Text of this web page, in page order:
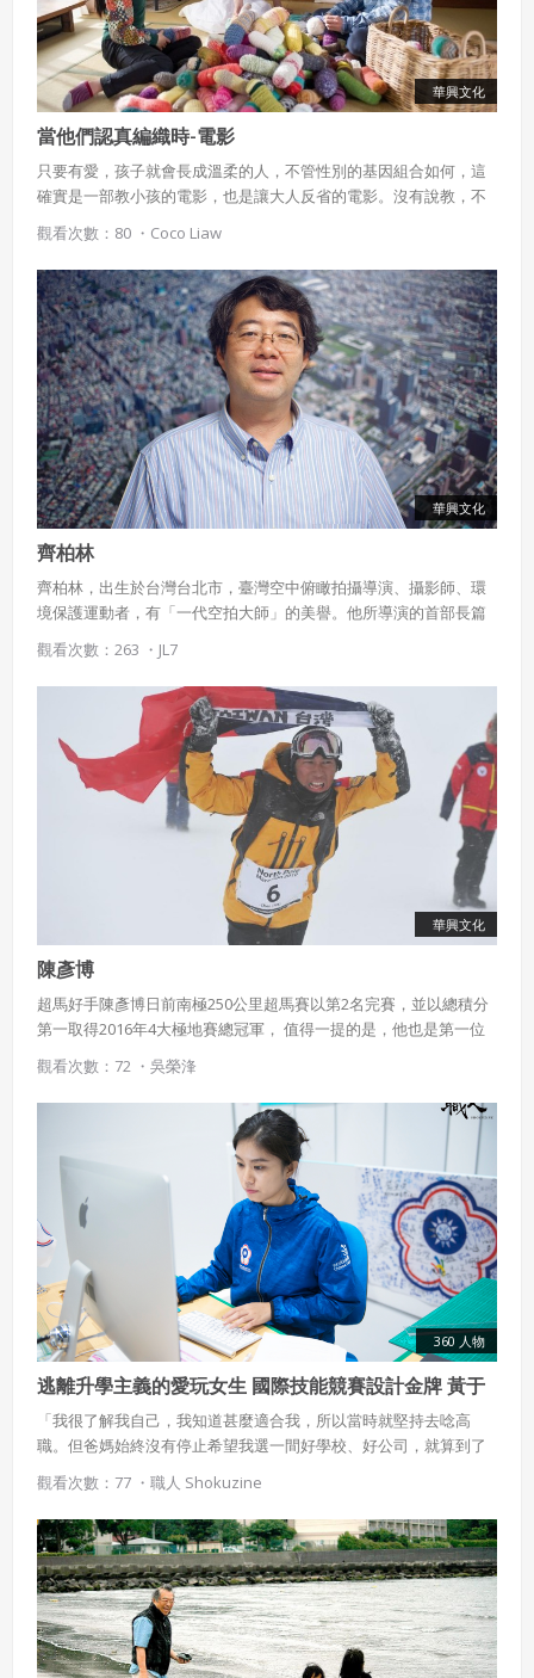
華興文化
當他們認真編織時-電影
只要有愛，孩子就會長成溫柔的人，不管性別的基因組合如何，這
確實是一部教小孩的電影，也是讓大人反省的電影。沒有說教，不
悶，很日常，讓人落淚。我們愛自己所愛的人，也要祝福他人選擇
自己所愛的權利，我希望在捍衛自己主張想法的時候，也可以跟凜
子的媽媽一樣，堅定而不失溫柔。 當他們認真編織時……所謂的
愛，並無不同。
觀看次數：80 ・ Coco Liaw
華興文化
齊柏林
齊柏林，出生於台灣台北市，臺灣空中俯瞰拍攝導演、攝影師、環
境保護運動者，有「一代空拍大師」的美譽。他所導演的首部長篇
電影作品《看見台灣》獲得第五十屆金馬獎兩項提名，並榮獲最佳
紀錄片獎。
觀看次數：263 ・ JL7
華興文化
陳彥博
超馬好手陳彥博日前南極250公里超馬賽以第2名完賽，並以總積分
第一取得2016年4大極地賽總冠軍， 值得一提的是，他也是第一位
同年內完成4大極地賽事的亞洲選手。
觀看次數：72 ・ 吳榮浲
360 人物
逃離升學主義的愛玩女生 國際技能競賽設計金牌 黃于
貞
「我很了解我自己，我知道甚麼適合我，所以當時就堅持去唸高
職。但爸媽始終沒有停止希望我選一間好學校、好公司，就算到了
年秋天，剛從科大畢業的黃于貞才從歐美的設計列強手中贏得國際
技能競賽設計類世界金牌，但黃于貞想了一下，依然覺得自己沒有
什麼特別，也堅持反對其他報導刻意把她說的家境清寒、刻苦耐勞
的形象，因為她認為，自己從小到大真的沒什麼特別的，甚至大部
分的時候也只是一個被升學主義蒙蔽的普通學生。若要真的想一個
對自己有所幫助的特質，那就只是愛玩吧！就和許多孩子一樣，有
那麼點調皮、一點叛逆，是個讓爸媽覺得總是在唱反調的愛玩女
生。 誰說「愛玩」一定不好，黃于貞用自己的生命故事來告訴大
觀看次數：77 ・ 職人 Shokuzine